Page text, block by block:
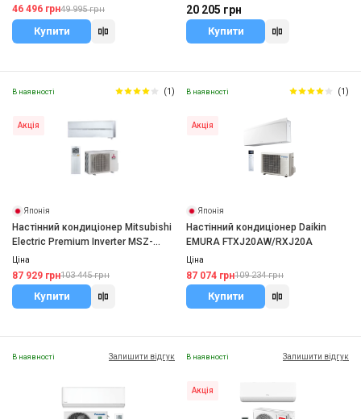
46 496 грн49 995 грн
Купити
20 205 грн
Купити
В наявності (1)
Акція
Японія
Настінний кондиціонер Mitsubishi
Electric Premium Inverter MSZ-
LN25VG2V/MUZ-LN25VG2
Ціна
87 929 грн103 445 грн
Купити
В наявності (1)
Акція
Японія
Настінний кондиціонер Daikin
EMURA FTXJ20AW/RXJ20A
Ціна
87 074 грн109 234 грн
Купити
В наявності Залишити відгук В наявності Залишити відгук
Акція